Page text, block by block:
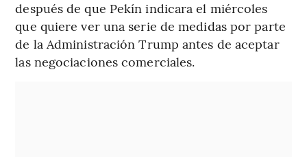
después de que Pekín indicara el miércoles
que quiere ver una serie de medidas por parte
de la Administración Trump antes de aceptar
las negociaciones comerciales.